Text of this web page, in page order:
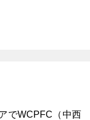
でWCPFC（中西